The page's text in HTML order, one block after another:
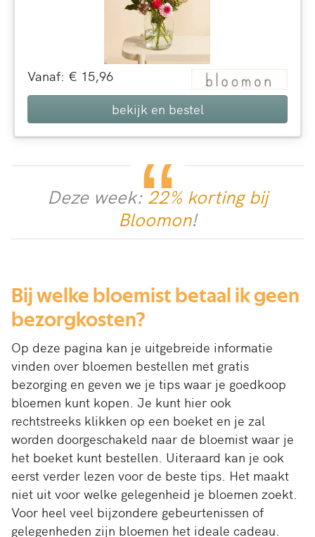
Vanaf: € 15,96
bekijk en bestel
Deze week:22% korting bij
Bloomon!
Bij welke bloemist betaal ik geen
bezorgkosten?
Op deze pagina kan je uitgebreide informatie
vinden over bloemen bestellen met gratis
bezorging en geven we je tips waar je goedkoop
bloemen kunt kopen. Je kunt hier ook
rechtstreeks klikken op een boeket en je zal
worden doorgeschakeld naar de bloemist waar je
het boeket kunt bestellen. Uiteraard kan je ook
eerst verder lezen voor de beste tips. Het maakt
niet uit voor welke gelegenheid je bloemen zoekt.
Voor heel veel bijzondere gebeurtenissen of
gelegenheden zijn bloemen het ideale cadeau.